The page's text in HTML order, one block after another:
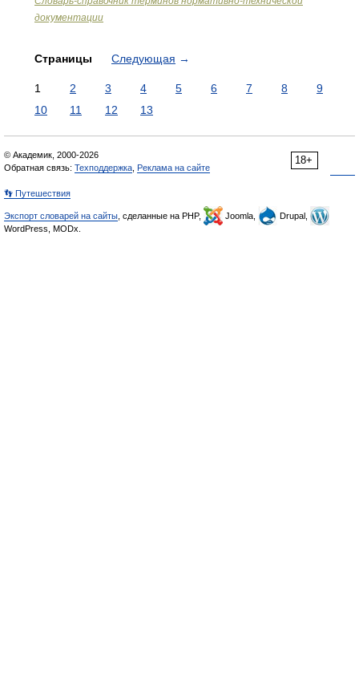
документации
Страницы Следующая →
1 2 3 4 5 6 7 8
9
10
11 12 13
18+
© Академик, 2000-2026
Обратная связь: Техподдержка Реклама на сайте
👣 Путешествия
Экспорт словарей на сайты , сделанные на PHP, Joomla,
Drupal,
WordPress, MODx.